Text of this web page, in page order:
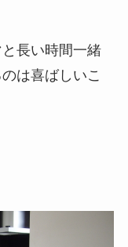
長い時間一緒
は喜ばしいこ